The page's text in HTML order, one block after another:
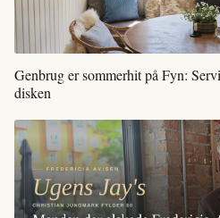
Genbrug er sommerhit på Fyn:
disken